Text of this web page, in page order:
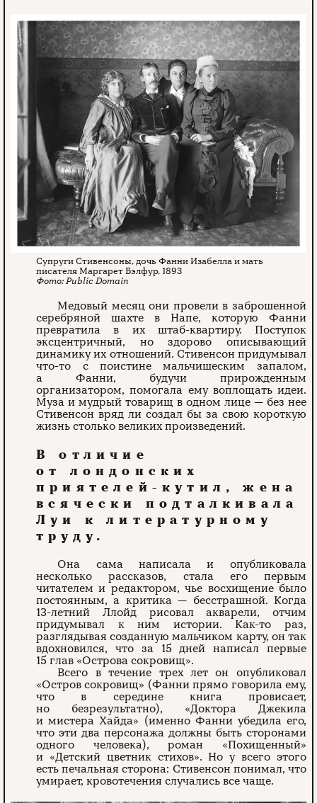
Супруги Стивенсоны, дочь Фанни Изабелла и мать
писателя Маргарет Бэлфур, 1893
Public Domain
Медовый месяц они провели в заброшенной
серебряной шахте в Напе, которую Фанни
превратила в их штаб-квартиру. Поступок
эксцентричный, но здорово описывающий
динамику их отношений. Стивенсон придумывал
что-то с поистине мальчишеским запалом,
а Фанни, будучи прирожденным
организатором, помогала ему воплощать идеи.
Муза и мудрый товарищ в одном лице — без нее
Стивенсон вряд ли создал бы за свою короткую
жизнь столько великих произведений.
В отличие
от лондонских
приятелей-кутил, жена
всячески подталкивала
Луи к литературному
труду.
Она сама написала и опубликовала
несколько рассказов, стала его первым
читателем и редактором, чье восхищение было
постоянным, а критика — бесстрашной. Когда
13-летний Ллойд рисовал акварели, отчим
придумывал к ним истории. Как-то раз,
разглядывая созданную мальчиком карту, он так
вдохновился, что за 15 дней написал первые
15 глав «Острова сокровищ».
Всего в течение трех лет он опубликовал
«Остров сокровищ» (Фанни прямо говорила ему,
что в середине книга провисает,
но безрезультатно), «Доктора Джекила
и мистера Хайда» (именно Фанни убедила его,
что эти два персонажа должны быть сторонами
одного человека), роман «Похищенный»
и «Детский цветник стихов». Но у всего этого
есть печальная сторона: Стивенсон понимал, что
умирает, кровотечения случались все чаще.